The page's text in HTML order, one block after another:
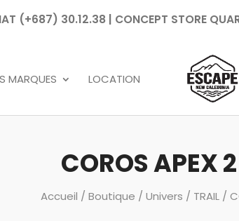
(+687) 30.12.38 | CONCEPT STORE
MARQUES LOCATION
COROS APEX
Accueil / Boutique / Univers / TRAIL/